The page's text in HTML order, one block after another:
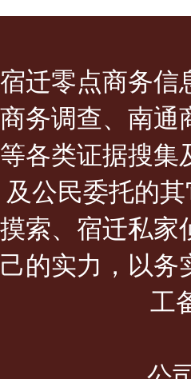
宿迁零点商务信
商务调查、南通
等各类证据搜集
及公民委托的
摸索、宿迁私家
己的实力，以务
工